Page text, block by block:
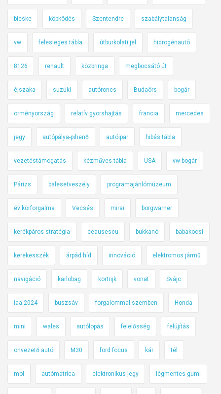
bicske köpködés Szentendre szabálytalanság
vw felesleges tábla útburkolati jel hidrogénautó
8126 renault közbringa megbocsátó út
éjszaka suzuki autóroncs Budaörs bogár
örményország relatív gyorshajtás francia mercedes
jegy autópálya-pihenő autóipar hibás tábla
vezetéstámogatás kézműves tábla USA vw bogár
Párizs balesetveszély programajánlómúzeum
év körforgalma Vecsés mirai borgwarner
kerékpáros stratégia ceausescu bukkanó babakocsi
kerekesszék árpád híd innováció elektromos jármű
navigáció karlobag kortrijk vonat Svájc
iaa 2024 buszsáv forgalommal szemben Honda
mini wales autólopás felelősség felújítás
önvezető autó M30 ford focus kár tél
mol autómatrica elektronikus jegy légmentes gumi